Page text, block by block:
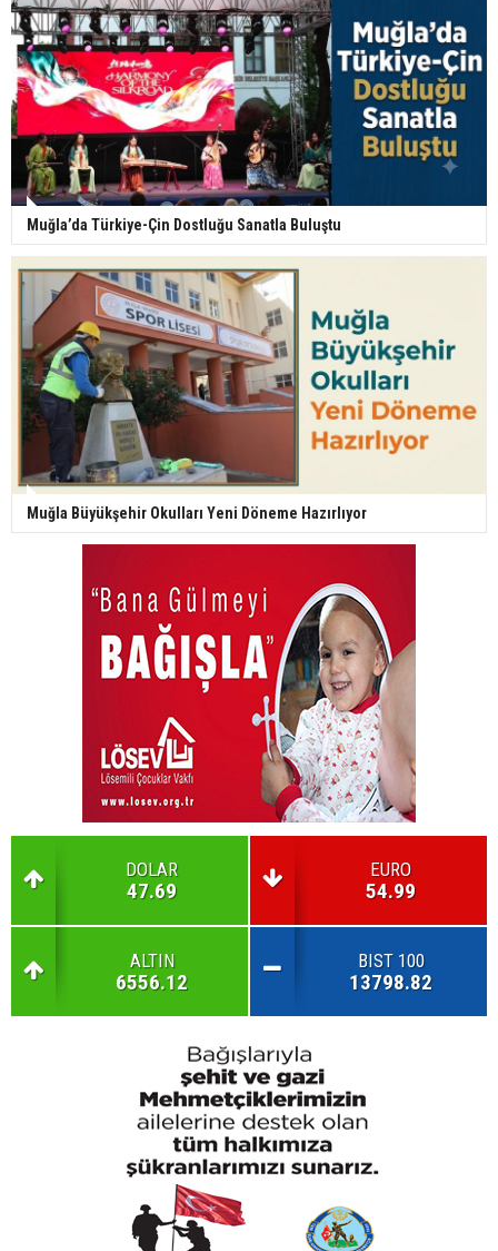
Muğla’da Türkiye-Çin Dostluğu Sanatla Buluştu
Muğla Büyükşehir Okulları Yeni Döneme Hazırlıyor
DOLAR
47.69
EURO
54.99
ALTIN
6556.12
BIST 100
13798.82